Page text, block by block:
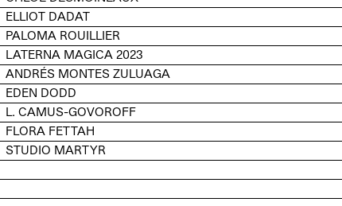
ELLIOT DADAT
PALOMA ROUILLIER
LATERNA MAGICA 2023
ANDRÉS MONTES ZULUAGA
EDEN DODD
L. CAMUS-GOVOROFF
FLORA FETTAH
STUDIO MARTYR